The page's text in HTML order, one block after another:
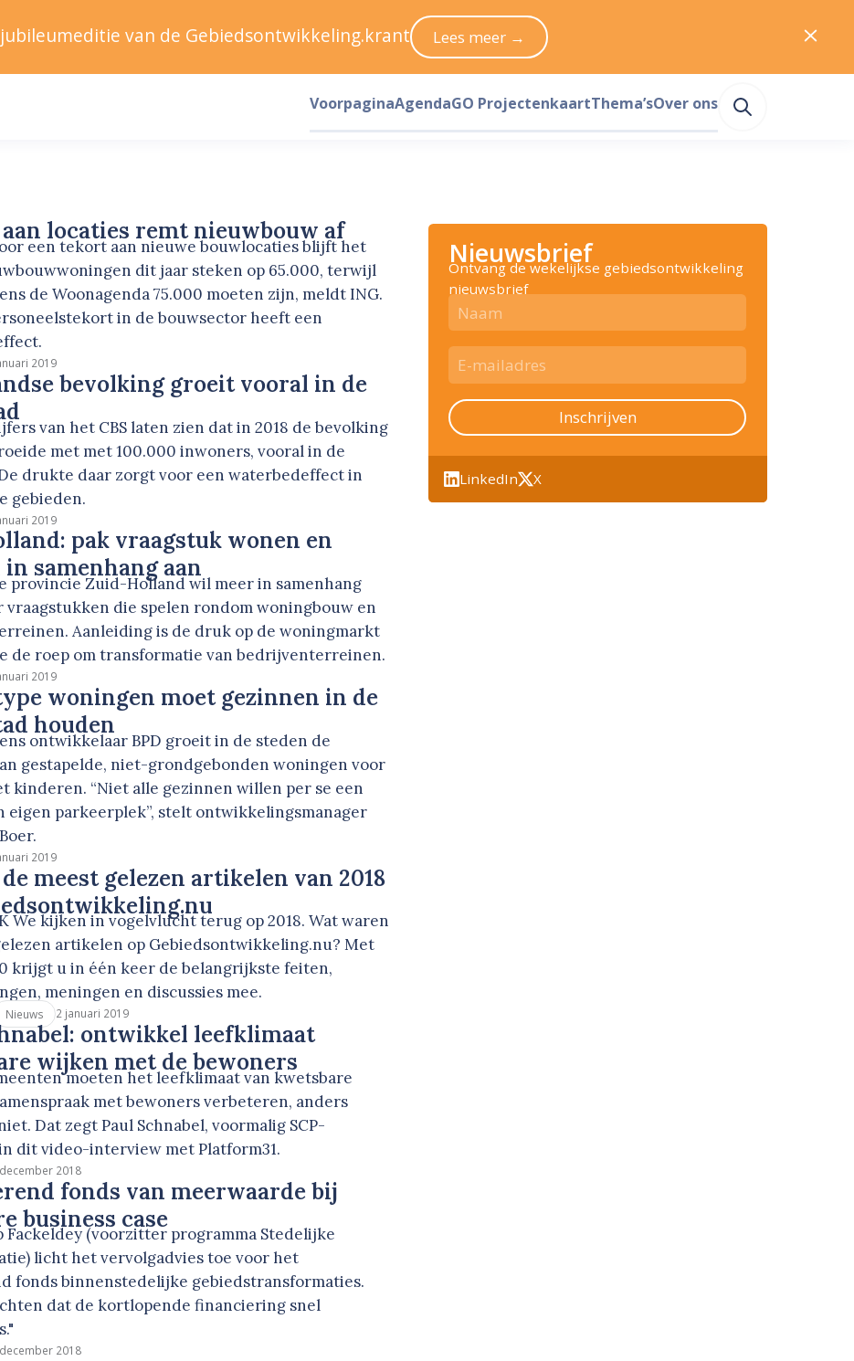
locaties remt nieuwbouw af
een tekort aan nieuwe bouwlocaties blijft het
dit jaar steken op 65.000, terwijl
de Woonagenda 75.000 moeten zijn, meldt ING.
in de bouwsector heeft een
2019
bevolking groeit vooral in de
van het CBS laten zien dat in 2018 de bevolking
met met 100.000 inwoners, vooral in de
drukte daar zorgt voor een waterbedeffect in
gebieden.
2019
pak vraagstuk wonen en
samenhang aan
provincie Zuid-Holland wil meer in samenhang
vraagstukken die spelen rondom woningbouw en
Aanleiding is de druk op de woningmarkt
de roep om transformatie van bedrijventerreinen.
2019
woningen moet gezinnen in de
houden
ontwikkelaar BPD groeit in de steden de
gestapelde, niet-grondgebonden woningen voor
kinderen. “Niet alle gezinnen willen per se een
eigen parkeerplek”, stelt ontwikkelingsmanager
2019
meest gelezen artikelen van 2018
We kijken in vogelvlucht terug op 2018. Wat waren
artikelen op Gebiedsontwikkeling.nu? Met
krijgt u in één keer de belangrijkste feiten,
meningen en discussies mee.
Nieuws 2 januari 2019
ontwikkel leefklimaat
wijken met de bewoners
moeten het leefklimaat van kwetsbare
met bewoners verbeteren, anders
Dat zegt Paul Schnabel, voormalig SCP-
dit video-interview met Platform31.
2018
fonds van meerwaarde bij
business case
Fackeldey (voorzitter programma Stedelijke
licht het vervolgadvies toe voor het
fonds binnenstedelijke gebiedstransformaties.
dat de kortlopende financiering snel
2018
Nieuwsbrief
Ontvang de wekelijkse gebiedsontwikkeling
nieuwsbrief
Inschrijven
LinkedIn X
jubileumeditie van de Gebiedsontwikkeling.krant Lees meer →
VoorpaginaAgendaGO ProjectenkaartThema’sOver ons